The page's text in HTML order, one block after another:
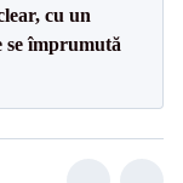
cu un
se împrumută